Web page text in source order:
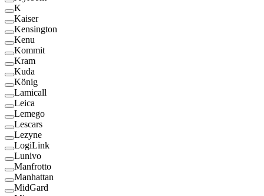
K
Kaiser
Kensington
Kenu
Kommit
Kram
Kuda
König
Lamicall
Leica
Lemego
Lescars
Lezyne
LogiLink
Lunivo
Manfrotto
Manhattan
MidGard